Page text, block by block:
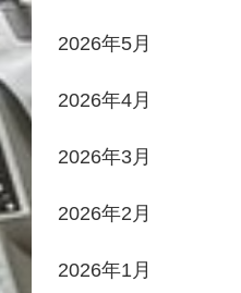
2026年5月
2026年4月
2026年3月
2026年2月
2026年1月